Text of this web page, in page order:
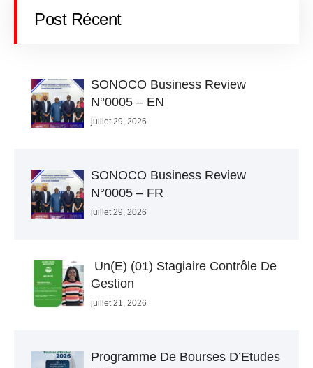
Post Récent
SONOCO Business Review
N°0005 – EN
juillet 29, 2026
SONOCO Business Review
N°0005 – FR
juillet 29, 2026
Un(e) (01) Stagiaire Contrôle De
Gestion
juillet 21, 2026
Programme De Bourses D’Etudes